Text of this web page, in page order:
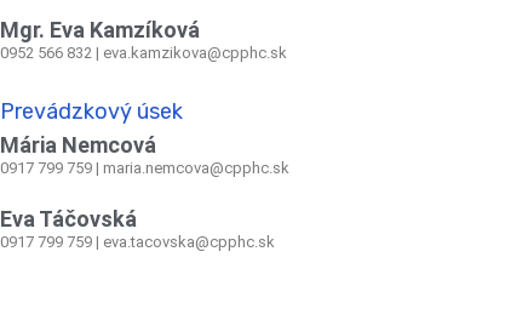
Mgr. Eva Kamzíková
0952 566 832 | eva.kamzikova@cpphc.sk
Prevádzkový úsek
Mária Nemcová
0917 799 759 | maria.nemcova@cpphc.sk
Eva Táčovská
0917 799 759 | eva.tacovska@cpphc.sk